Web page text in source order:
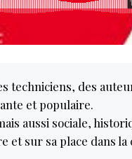
techniciens, des
et populaire.
aussi sociale,
et sur sa place dans la